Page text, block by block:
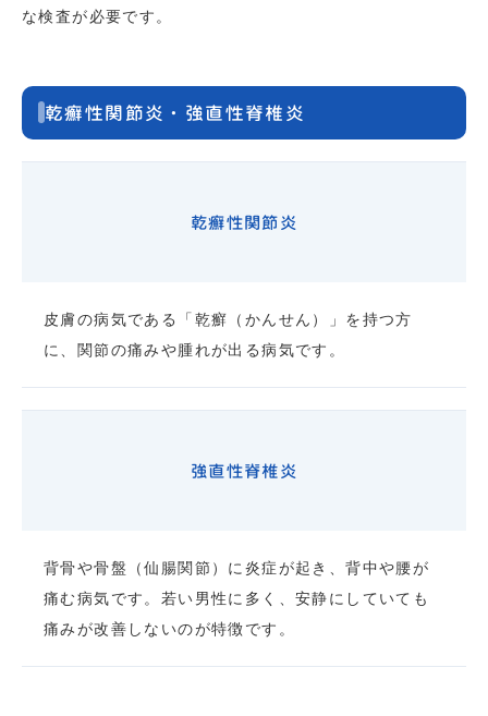
な検査が必要です。
乾癬性関節炎・強直性脊椎炎
乾癬性関節炎
皮膚の病気である「乾癬（かんせん）」を持つ方
に、関節の痛みや腫れが出る病気です。
強直性脊椎炎
背骨や骨盤（仙腸関節）に炎症が起き、背中や腰が
痛む病気です。若い男性に多く、安静にしていても
痛みが改善しないのが特徴です。